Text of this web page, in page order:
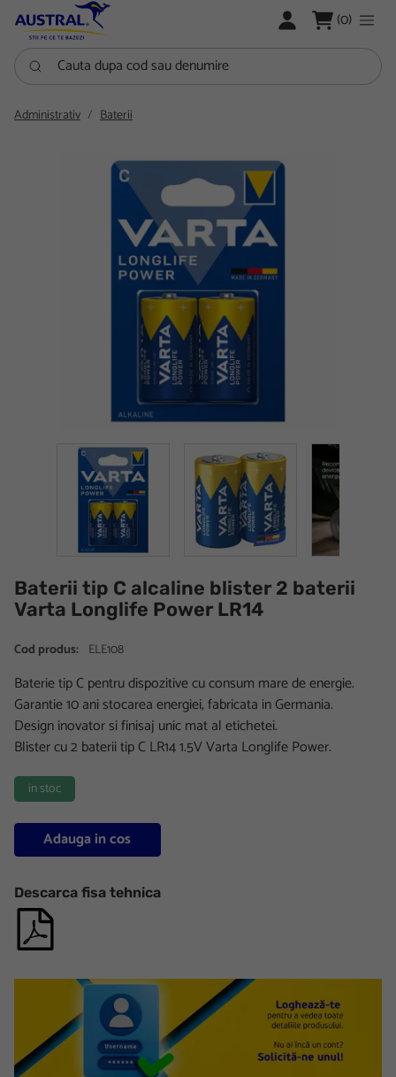
LOGARE (0)
Cauta dupa cod sau denumire
Administrativ Baterii
Baterii tip C alcaline blister 2 baterii
Varta Longlife Power LR14
Cod produs: ELE108
Baterie tip C pentru dispozitive cu consum mare de energie.
Garantie 10 ani stocarea energiei, fabricata in Germania.
Design inovator si finisaj unic mat al etichetei.
Blister cu 2 baterii tip C LR14 1.5V Varta Longlife Power.
in stoc
Adauga in cos
Descarca fisa tehnica